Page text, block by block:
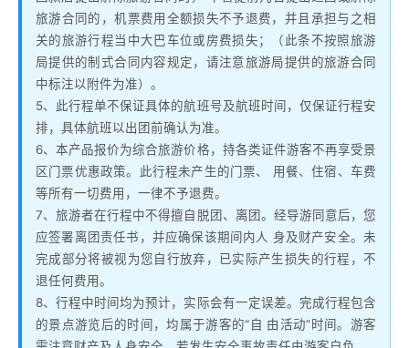
旅游合同的，机票费用全额损失不予退费，并且承担与之相
关的旅游行程当中大巴车位或房费损失；（此条不按照旅游
局提供的制式合同内容规定，请注意旅游局提供的旅游合同
中标注以附件为准）。
5、此行程单不保证具体的航班号及航班时间，仅保证行程安
排，具体航班以出团前确认为准。
6、本产品报价为综合旅游价格，持各类证件游客不再享受景
区门票优惠政策。此行程未产生的门票、 用餐、住宿、车费
等所有一切费用，一律不予退费。
7、旅游者在行程中不得擅自脱团、离团。经导游同意后，您
应签署离团责任书，并应确保该期间内人 身及财产安全。未
完成部分将被视为您自行放弃，已实际产生损失的行程，不
退任何费用。
8、行程中时间均为预计，实际会有一定误差。完成行程包含
的景点游览后的时间，均属于游客的“自 由活动”时间。游客